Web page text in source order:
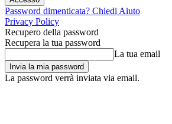
Password dimenticata? Chiedi Aiuto
Privacy Policy
Recupero della password
Recupera la tua password
La tua email
La password verrà inviata via email.